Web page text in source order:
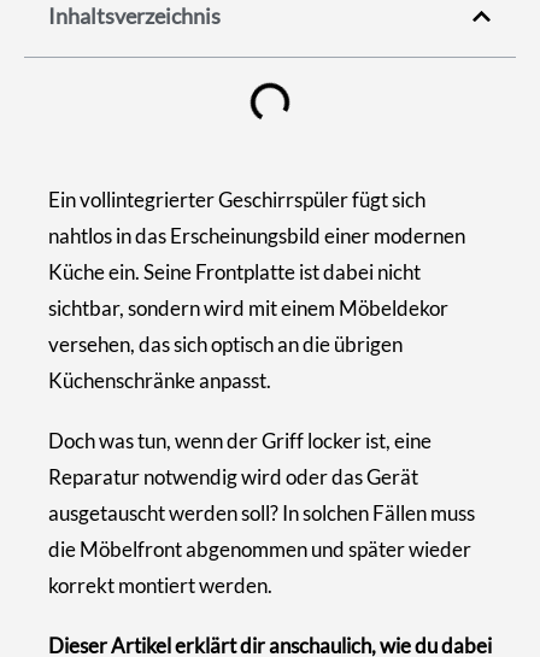
Inhaltsverzeichnis
Ein vollintegrierter Geschirrspüler fügt sich
nahtlos in das Erscheinungsbild einer modernen
Küche ein. Seine Frontplatte ist dabei nicht
sichtbar, sondern wird mit einem Möbeldekor
versehen, das sich optisch an die übrigen
Küchenschränke anpasst.
Doch was tun, wenn der Griff locker ist, eine
Reparatur notwendig wird oder das Gerät
ausgetauscht werden soll? In solchen Fällen muss
die Möbelfront abgenommen und später wieder
korrekt montiert werden.
Dieser Artikel erklärt dir anschaulich, wie du dabei